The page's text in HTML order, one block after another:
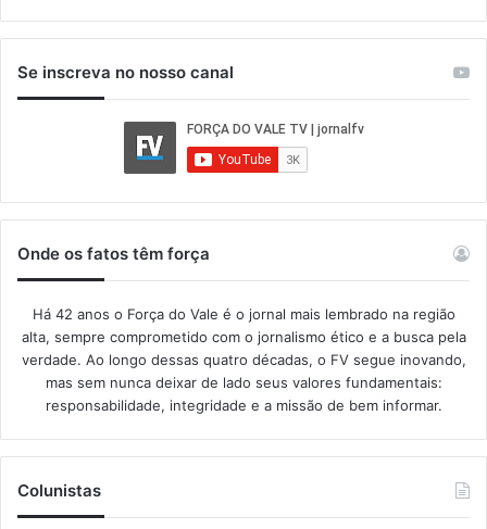
Se inscreva no nosso canal
Onde os fatos têm força
Há 42 anos o Força do Vale é o jornal mais lembrado na região
alta, sempre comprometido com o jornalismo ético e a busca pela
verdade. Ao longo dessas quatro décadas, o FV segue inovando,
mas sem nunca deixar de lado seus valores fundamentais:
responsabilidade, integridade e a missão de bem informar.​
Colunistas